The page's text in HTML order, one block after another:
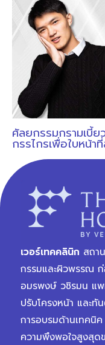
ศัลยกรรมกรามเบี้
กรรไกรเพื่อใบหน้า
เวอร์เทคคลินิก สถา
กรรมและผิวพรรณ
อมรพงษ์ วชิรมน แพ
ปรับโครงหน้า และ
การอบรมด้านเทคนิ
ความพึงพอใจสูงสุด